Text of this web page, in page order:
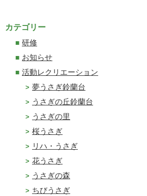
カテゴリー
研修
お知らせ
活動レクリエーション
夢うさぎ鈴蘭台
うさぎの丘鈴蘭台
うさぎの里
桜うさぎ
リハ・うさぎ
花うさぎ
うさぎの森
ちびうさぎ